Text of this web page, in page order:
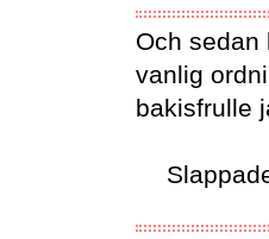
Och sedan
vanlig
bakisfrulle